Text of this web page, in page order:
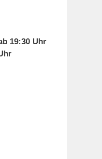
19:30 Uhr